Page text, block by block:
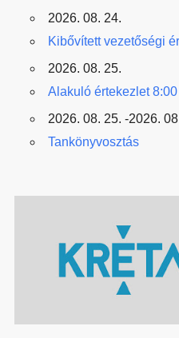
2026. 08. 24.
Kibővített vezetőségi
2026. 08. 25.
Alakuló értekezlet 8:00
2026. 08. 25. -2026.
Tankönyvosztás